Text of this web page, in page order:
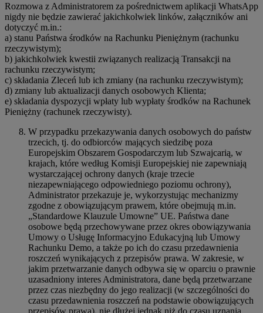
Rozmowa z Administratorem za pośrednictwem aplikacji WhatsApp
nigdy nie będzie zawierać jakichkolwiek linków, załączników ani
dotyczyć m.in.:
a) stanu Państwa środków na Rachunku Pieniężnym (rachunku
rzeczywistym);
b) jakichkolwiek kwestii związanych realizacją Transakcji na
rachunku rzeczywistym;
c) składania Zleceń lub ich zmiany (na rachunku rzeczywistym);
d) zmiany lub aktualizacji danych osobowych Klienta;
e) składania dyspozycji wpłaty lub wypłaty środków na Rachunek
Pieniężny (rachunek rzeczywisty).
W przypadku przekazywania danych osobowych do państw
trzecich, tj. do odbiorców mających siedzibę poza
Europejskim Obszarem Gospodarczym lub Szwajcarią, w
krajach, które według Komisji Europejskiej nie zapewniają
wystarczającej ochrony danych (kraje trzecie
niezapewniającego odpowiedniego poziomu ochrony),
Administrator przekazuje je, wykorzystując mechanizmy
zgodne z obowiązującym prawem, które obejmują m.in.
„Standardowe Klauzule Umowne” UE. Państwa dane
osobowe będą przechowywane przez okres obowiązywania
Umowy o Usługę Informacyjno Edukacyjną lub Umowy
Rachunku Demo, a także po ich do czasu przedawnienia
roszczeń wynikających z przepisów prawa. W zakresie, w
jakim przetwarzanie danych odbywa się w oparciu o prawnie
uzasadniony interes Administratora, dane będą przetwarzane
przez czas niezbędny do jego realizacji (w szczególności do
czasu przedawnienia roszczeń na podstawie obowiązujących
przepisów prawa), nie dłużej jednak niż do czasu uznania